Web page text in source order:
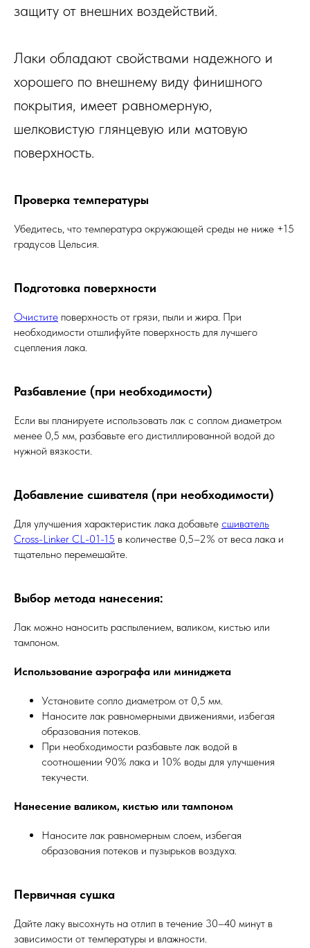
защиту от внешних воздействий.
Лаки обладают свойствами надежного и
хорошего по внешнему виду финишного
покрытия, имеет равномерную,
шелковистую глянцевую или матовую
поверхность.
Проверка температуры
Убедитесь, что температура окружающей среды не ниже +15
градусов Цельсия.
Подготовка поверхности
Очистите поверхность от грязи, пыли и жира. При
необходимости отшлифуйте поверхность для лучшего
сцепления лака.
Разбавление (при необходимости)
Если вы планируете использовать лак с соплом диаметром
менее 0,5 мм, разбавьте его дистиллированной водой до
нужной вязкости.
Добавление сшивателя (при необходимости)
Для улучшения характеристик лака добавьте сшиватель
Cross-Linker CL-01-15 в количестве 0,5–2% от веса лака и
тщательно перемешайте.
Выбор метода нанесения:
Лак можно наносить распылением, валиком, кистью или
тампоном.
Использование аэрографа или миниджета
Установите сопло диаметром от 0,5 мм.
Наносите лак равномерными движениями, избегая
образования потеков.
При необходимости разбавьте лак водой в
соотношении 90% лака и 10% воды для улучшения
текучести.
Нанесение валиком, кистью или тампоном
Наносите лак равномерным слоем, избегая
образования потеков и пузырьков воздуха.
Первичная сушка
Дайте лаку высохнуть на отлип в течение 30–40 минут в
зависимости от температуры и влажности.